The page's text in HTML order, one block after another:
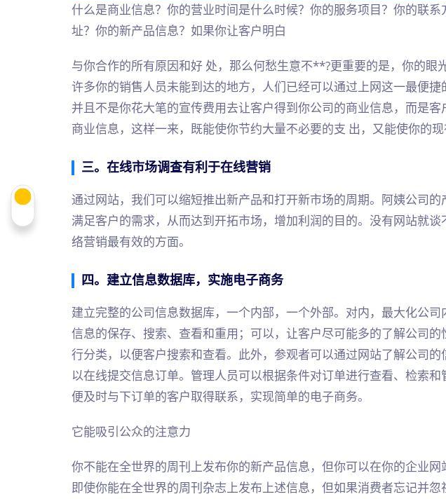
什么是商业信息？你的营业时间是什么时候？你的服务项目？你的联
址？你的新产品信息？如果你让客户明白
与你合作的所有原因和好 处，那么何愁生意不**?更重要的是，你的眼
许多你的销售人员未能到达的地方，人们已经可以通过上网这一最便捷
并且不是你花大笔的宣传费用去让客户得到你公司的商业信息，而是
商业信息，这样一来，既能使你节约大量不必要的支 出，又能使你的现
三。在线市场调查有利于在线营销
通过网站，我们可以缩短推出新产品和打开新市场的周期。阿姨公司
满足客户的需求，从而达到开拓市场，增加利润的目的。没有网站就谈
络营销最有效的方面。
四。建立信息数据库，实施电子商务
建立完整的公司信息数据库，一个内部，一个外部。对内，最大化公司
信息的保存、搜索、查看和重用；可以，让客户尽可能多的了解公司
行分类，以便客户搜索和查看。此外，参观者可以通过网站了解公司
以在线提交信息订单。管理人员可以根据条件对订单进行查看、检索
便及时与下订单的客户取得联系，实现简单的电子商务。
它能吸引公众的注意力
你不能在全世界的周刊上发布你的新产品信息，但你可以在你的企业网
即使你能在全世界的周刊杂志上发布上述信息，但如果消费者忘记并